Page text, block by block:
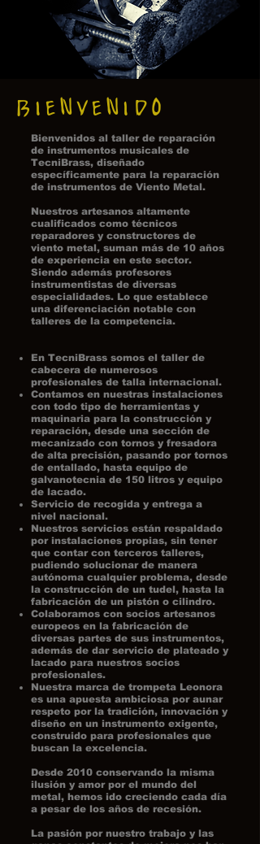
BIENVENIDO
Bienvenidos al taller de reparación
de instrumentos musicales de
TecniBrass, diseñado
específicamente para la reparación
de instrumentos de Viento Metal.
Nuestros artesanos altamente
cualificados como técnicos
reparadores y constructores de
viento metal, suman más de 10 años
de experiencia en este sector.
Siendo además profesores
instrumentistas de diversas
especialidades. Lo que establece
una diferenciación notable con
talleres de la competencia.
En TecniBrass somos el taller de
cabecera de numerosos
profesionales de talla internacional.
Contamos en nuestras instalaciones
con todo tipo de herramientas y
maquinaria para la construcción y
reparación, desde una sección de
mecanizado con tornos y fresadora
de alta precisión, pasando por tornos
de entallado, hasta equipo de
galvanotecnia de 150 litros y equipo
de lacado.
Servicio de recogida y entrega a
nivel nacional.
Nuestros servicios están respaldado
por instalaciones propias, sin tener
que contar con terceros talleres,
pudiendo solucionar de manera
autónoma cualquier problema, desde
la construcción de un tudel, hasta la
fabricación de un pistón o cilindro.
Colaboramos con socios artesanos
europeos en la fabricación de
diversas partes de sus instrumentos,
además de dar servicio de plateado y
lacado para nuestros socios
profesionales.
Nuestra marca de trompeta Leonora
es una apuesta ambiciosa por aunar
respeto por la tradición, innovación y
diseño en un instrumento exigente,
construido para profesionales que
buscan la excelencia.
Desde 2010 conservando la misma
ilusión y amor por el mundo del
metal, hemos ido creciendo cada día
a pesar de los años de recesión.
La pasión por nuestro trabajo y las